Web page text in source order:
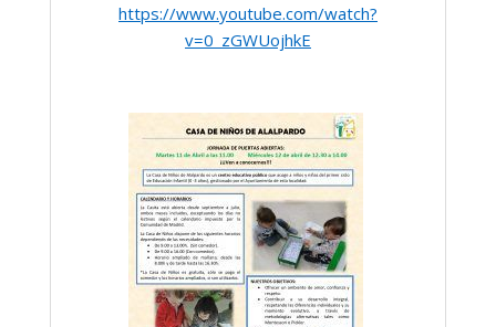
https://www.youtube.com/watch?
v=0_zGWUojhkE